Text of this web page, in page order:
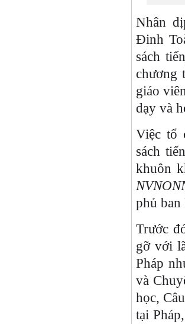
Nhân
Đinh
sách
chương
giáo
dạy và
Việc tổ
sách
khuôn
phủ ban
Trước
gỡ với
Pháp
và
học,
tại